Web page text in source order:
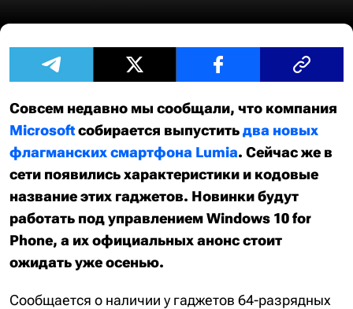
Совсем недавно мы сообщали, что компания
Microsoftсобирается выпуститьдва новых
флагманских смартфона Lumia. Сейчас же в
сети появились характеристики и кодовые
название этих гаджетов. Новинки будут
работать под управлением Windows 10 for
Phone, а их официальных анонс стоит
ожидать уже осенью.
Сообщается о наличии у гаджетов 64-разрядных